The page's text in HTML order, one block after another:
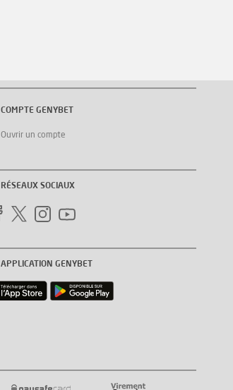
COMPTE GENYBET
Ouvrir un compte
RÉSEAUX SOCIAUX
APPLICATION GENYBET